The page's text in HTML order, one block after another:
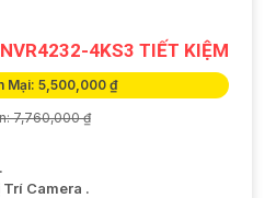
4KS3 TIẾT KIỆM
Mại: 5,500,000 ₫
7,760,000 ₫
Camera .